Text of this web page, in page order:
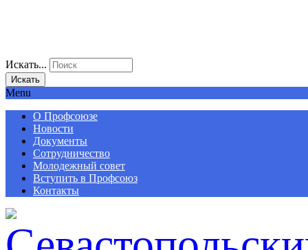
Искать...
Искать
Menu
О Профсоюзе
Новости
Документы
Сотрудничество
Молодежный совет
Вступить в Профсоюз
Контакты